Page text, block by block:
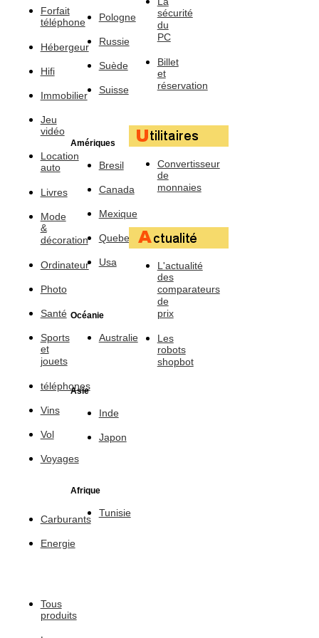
Forfait
téléphone
Hébergeur
Hifi
Immobilier
Jeu
vidéo
Location
auto
Livres
Mode
&
décoration
Ordinateur
Photo
Santé
Sports
et
jouets
téléphones
Vins
Vol
Voyages
Carburants
Energie
Tous
produits
Pologne
Russie
Suède
Suisse
Amériques
Bresil
Canada
Mexique
Quebec
Usa
Océanie
Australie
Asie
Inde
Japon
Afrique
Tunisie
sécurité
du
PC
Billet
et
réservation
Convertisseur
de
monnaies
L'actualité
des
comparateurs
de
prix
Les
robots
shopbot